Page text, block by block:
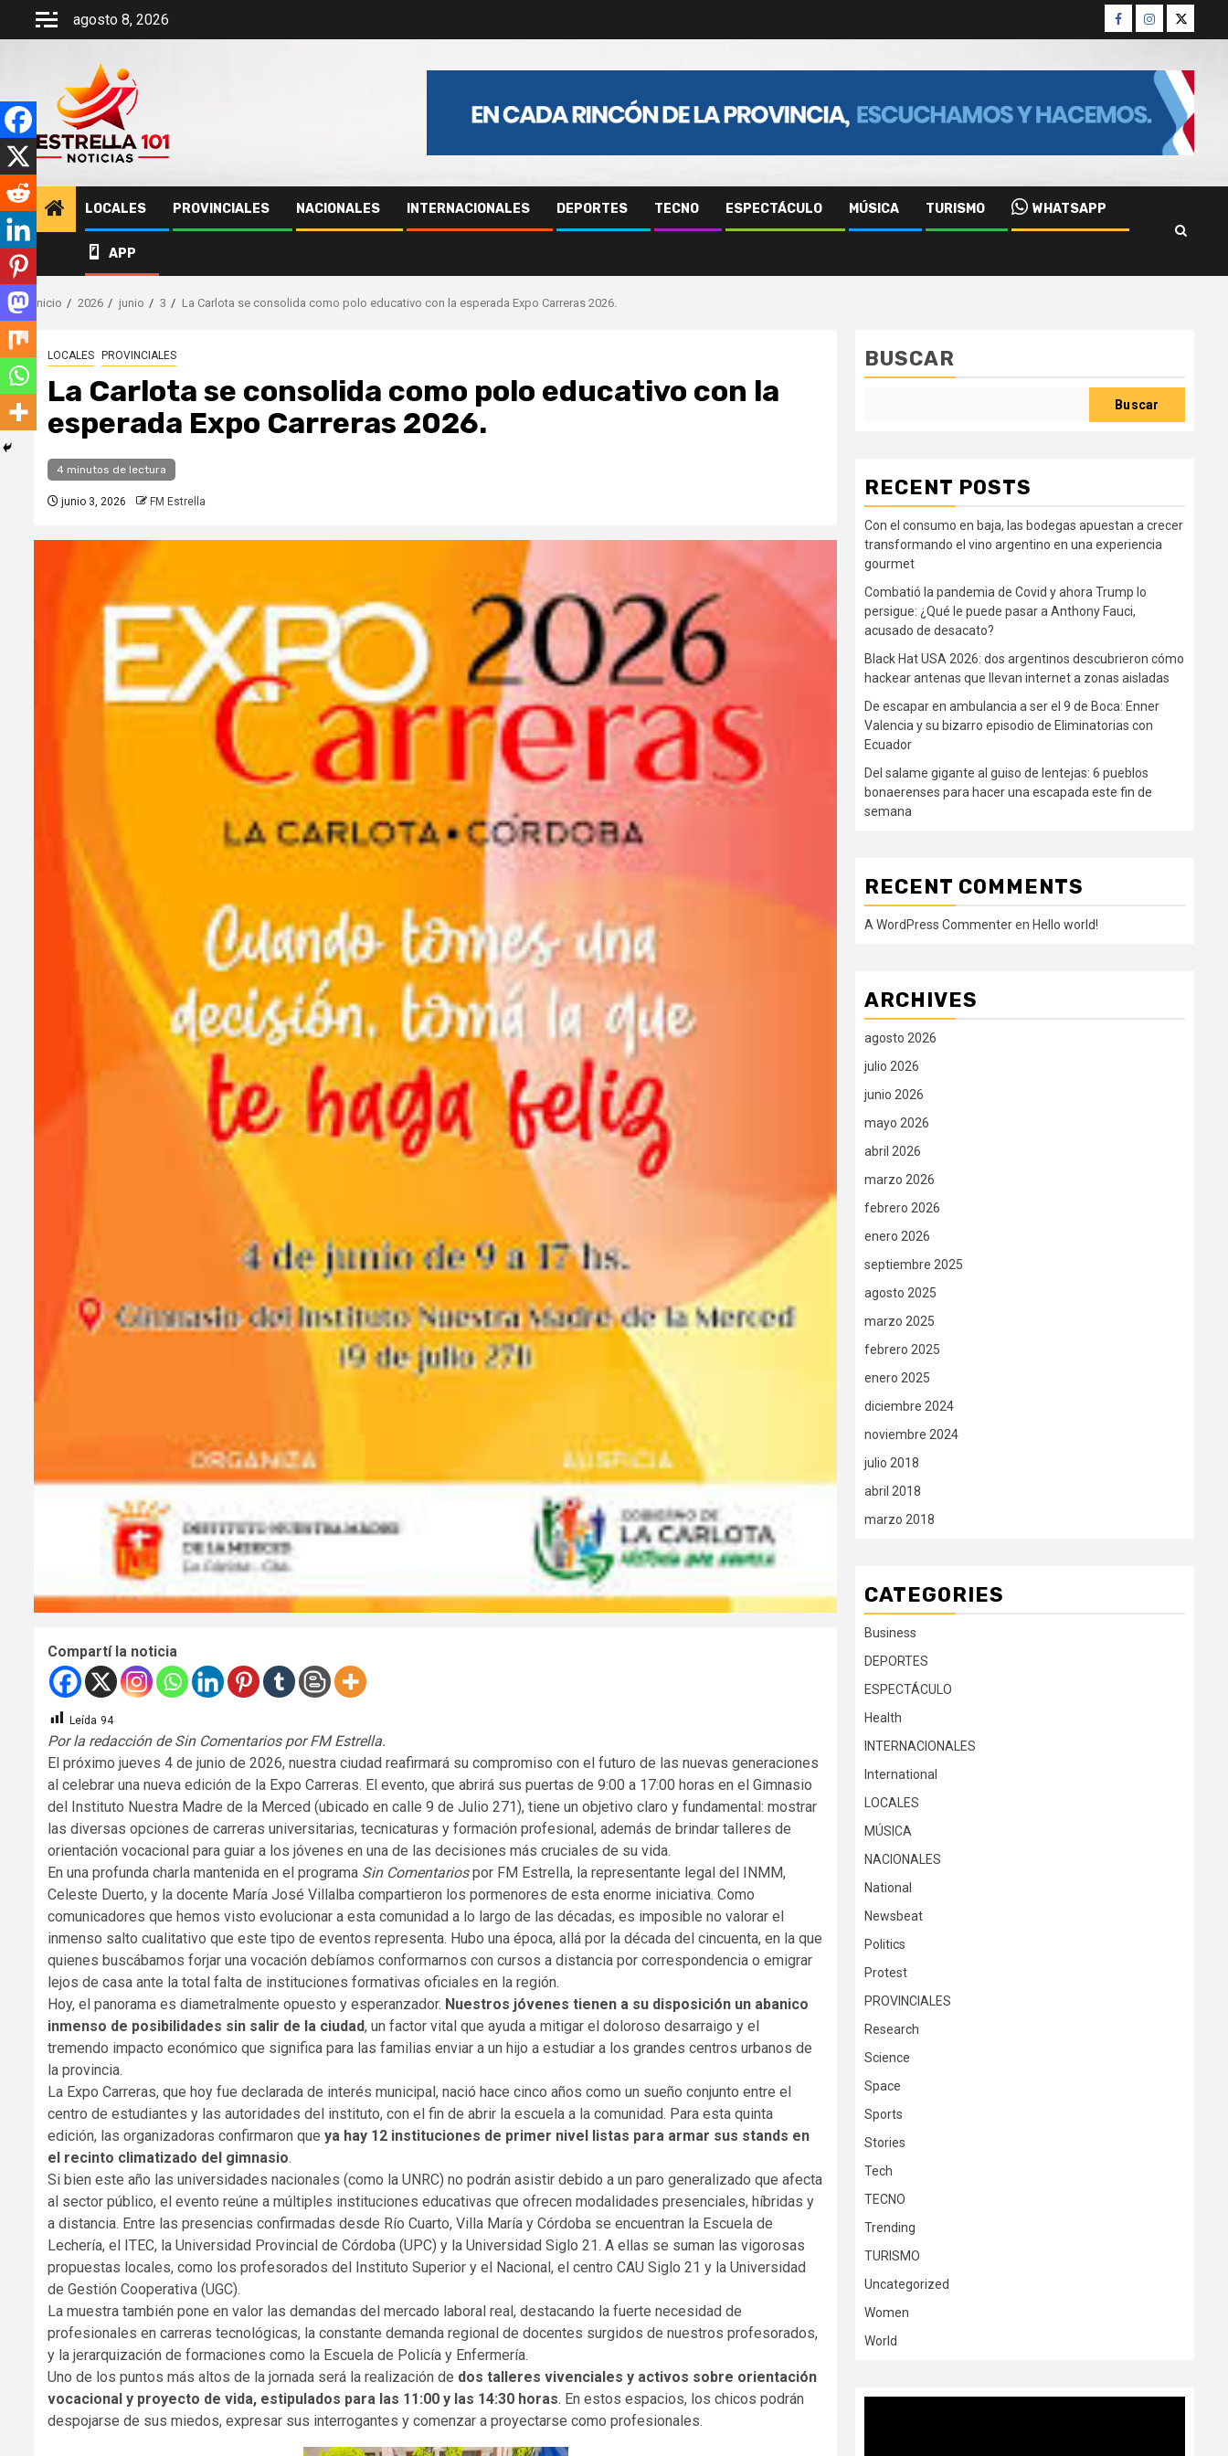
agosto 8, 2026 Facebook
Instagram
Twitter
LOCALES PROVINCIALES NACIONALES INTERNACIONALES DEPORTES TECNO ESPECTÁCULO MÚSICA TURISMO WHATSAPP
APP
Inicio 2026 junio 3 La Carlota se consolida como polo educativo con la esperada Expo Carreras 2026.
LOCALES PROVINCIALES
La Carlota se consolida como polo educativo con la
esperada Expo Carreras 2026.
4 minutos de lectura
junio 3, 2026 FM Estrella
Compartí la noticia
Leída 94
Por la redacción de Sin Comentarios por FM Estrella.
El próximo jueves 4 de junio de 2026, nuestra ciudad reafirmará su compromiso con el futuro de las nuevas generaciones
al celebrar una nueva edición de la Expo Carreras. El evento, que abrirá sus puertas de 9:00 a 17:00 horas en el Gimnasio
del Instituto Nuestra Madre de la Merced (ubicado en calle 9 de Julio 271), tiene un objetivo claro y fundamental: mostrar
las diversas opciones de carreras universitarias, tecnicaturas y formación profesional, además de brindar talleres de
orientación vocacional para guiar a los jóvenes en una de las decisiones más cruciales de su vida.
En una profunda charla mantenida en el programa Sin Comentariospor FM Estrella, la representante legal del INMM,
Celeste Duerto, y la docente María José Villalba compartieron los pormenores de esta enorme iniciativa. Como
comunicadores que hemos visto evolucionar a esta comunidad a lo largo de las décadas, es imposible no valorar el
inmenso salto cualitativo que este tipo de eventos representa. Hubo una época, allá por la década del cincuenta, en la que
quienes buscábamos forjar una vocación debíamos conformarnos con cursos a distancia por correspondencia o emigrar
lejos de casa ante la total falta de instituciones formativas oficiales en la región.
Hoy, el panorama es diametralmente opuesto y esperanzador. Nuestros jóvenes tienen a su disposición un abanico
inmenso de posibilidades sin salir de la ciudad, un factor vital que ayuda a mitigar el doloroso desarraigo y el
tremendo impacto económico que significa para las familias enviar a un hijo a estudiar a los grandes centros urbanos de
la provincia.
La Expo Carreras, que hoy fue declarada de interés municipal, nació hace cinco años como un sueño conjunto entre el
centro de estudiantes y las autoridades del instituto, con el fin de abrir la escuela a la comunidad. Para esta quinta
edición, las organizadoras confirmaron que ya hay 12 instituciones de primer nivel listas para armar sus stands en
el recinto climatizado del gimnasio.
Si bien este año las universidades nacionales (como la UNRC) no podrán asistir debido a un paro generalizado que afecta
al sector público, el evento reúne a múltiples instituciones educativas que ofrecen modalidades presenciales, híbridas y
a distancia. Entre las presencias confirmadas desde Río Cuarto, Villa María y Córdoba se encuentran la Escuela de
Lechería, el ITEC, la Universidad Provincial de Córdoba (UPC) y la Universidad Siglo 21. A ellas se suman las vigorosas
propuestas locales, como los profesorados del Instituto Superior y el Nacional, el centro CAU Siglo 21 y la Universidad
de Gestión Cooperativa (UGC).
La muestra también pone en valor las demandas del mercado laboral real, destacando la fuerte necesidad de
profesionales en carreras tecnológicas, la constante demanda regional de docentes surgidos de nuestros profesorados,
y la jerarquización de formaciones como la Escuela de Policía y Enfermería.
Uno de los puntos más altos de la jornada será la realización de dos talleres vivenciales y activos sobre orientación
vocacional y proyecto de vida, estipulados para las 11:00 y las 14:30 horas. En estos espacios, los chicos podrán
despojarse de sus miedos, expresar sus interrogantes y comenzar a proyectarse como profesionales.
BUSCAR
Buscar
RECENT POSTS
Con el consumo en baja, las bodegas apuestan a crecer
transformando el vino argentino en una experiencia
gourmet
Combatió la pandemia de Covid y ahora Trump lo
persigue: ¿Qué le puede pasar a Anthony Fauci,
acusado de desacato?
Black Hat USA 2026: dos argentinos descubrieron cómo
hackear antenas que llevan internet a zonas aisladas
De escapar en ambulancia a ser el 9 de Boca: Enner
Valencia y su bizarro episodio de Eliminatorias con
Ecuador
Del salame gigante al guiso de lentejas: 6 pueblos
bonaerenses para hacer una escapada este fin de
semana
RECENT COMMENTS
A WordPress Commenteren Hello world!
ARCHIVES
agosto 2026
julio 2026
junio 2026
mayo 2026
abril 2026
marzo 2026
febrero 2026
enero 2026
septiembre 2025
agosto 2025
marzo 2025
febrero 2025
enero 2025
diciembre 2024
noviembre 2024
julio 2018
abril 2018
marzo 2018
CATEGORIES
Business
DEPORTES
ESPECTÁCULO
Health
INTERNACIONALES
International
LOCALES
MÚSICA
NACIONALES
National
Newsbeat
Politics
Protest
PROVINCIALES
Research
Science
Space
Sports
Stories
Tech
TECNO
Trending
TURISMO
Uncategorized
Women
World